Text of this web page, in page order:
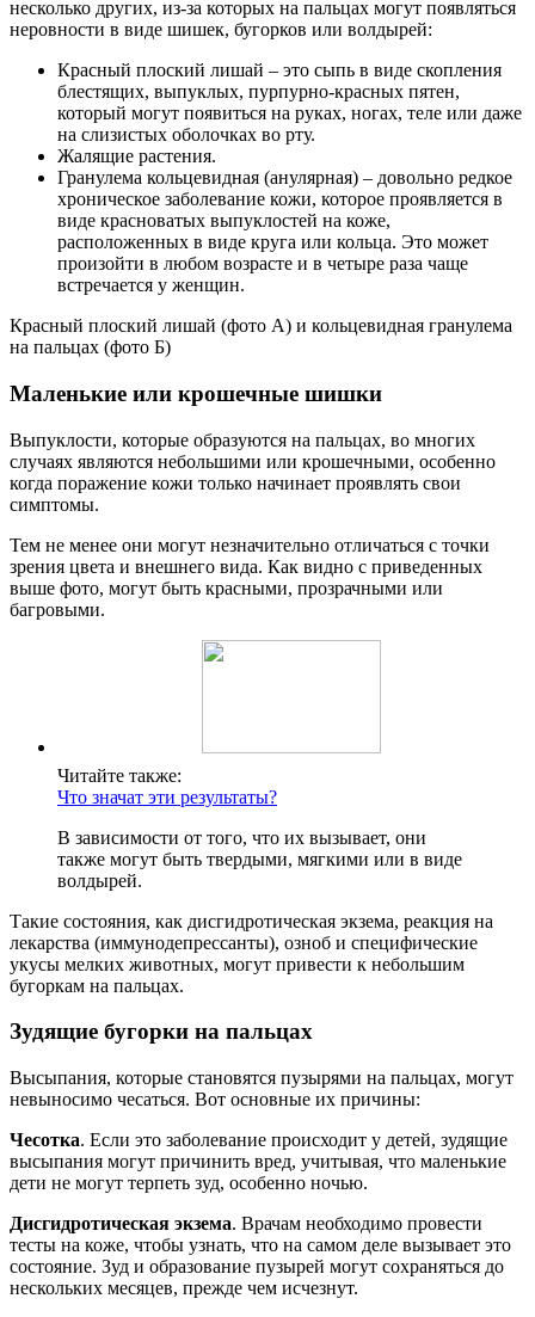
несколько других, из-за которых на пальцах могут появляться
неровности в виде шишек, бугорков или волдырей:
Красный плоский лишай – это сыпь в виде скопления
блестящих, выпуклых, пурпурно-красных пятен,
который могут появиться на руках, ногах, теле или даже
на слизистых оболочках во рту.
Жалящие растения.
Гранулема кольцевидная (анулярная) – довольно редкое
хроническое заболевание кожи, которое проявляется в
виде красноватых выпуклостей на коже,
расположенных в виде круга или кольца. Это может
произойти в любом возрасте и в четыре раза чаще
встречается у женщин.
Красный плоский лишай (фото А) и кольцевидная гранулема
на пальцах (фото Б)
Маленькие или крошечные шишки
Выпуклости, которые образуются на пальцах, во многих
случаях являются небольшими или крошечными, особенно
когда поражение кожи только начинает проявлять свои
симптомы.
Тем не менее они могут незначительно отличаться с точки
зрения цвета и внешнего вида. Как видно с приведенных
выше фото, могут быть красными, прозрачными или
багровыми.
Читайте также:
Что значат эти результаты?
В зависимости от того, что их вызывает, они
также могут быть твердыми, мягкими или в виде
волдырей.
Такие состояния, как дисгидротическая экзема, реакция на
лекарства (иммунодепрессанты), озноб и специфические
укусы мелких животных, могут привести к небольшим
бугоркам на пальцах.
Зудящие бугорки на пальцах
Высыпания, которые становятся пузырями на пальцах, могут
невыносимо чесаться. Вот основные их причины:
Чесотка. Если это заболевание происходит у детей, зудящие
высыпания могут причинить вред, учитывая, что маленькие
дети не могут терпеть зуд, особенно ночью.
Дисгидротическая экзема. Врачам необходимо провести
тесты на коже, чтобы узнать, что на самом деле вызывает это
состояние. Зуд и образование пузырей могут сохраняться до
нескольких месяцев, прежде чем исчезнут.